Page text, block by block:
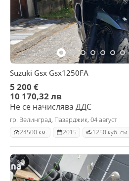
Suzuki Gsx Gsx1250FA
5 200 €
10 170,32 лв
Не се начислява ДДС
гр. Велинград, Пазарджик, 04 август
24500 км. 2015 1250 куб. см.